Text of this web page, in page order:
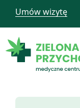
Umów wizytę